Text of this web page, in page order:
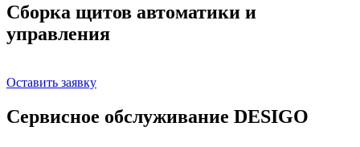
Сборка щитов автоматики и
управления
Оставить заявку
Сервисное обслуживание DESIGO